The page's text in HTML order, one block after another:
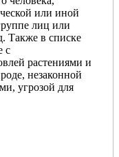
или иной
лиц или
Также в списке
с
растениями и
незаконной
угрозой для